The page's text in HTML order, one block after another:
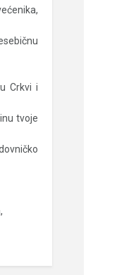
Crkvi i
tvoje